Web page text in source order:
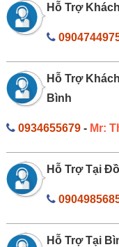
Hỗ Trợ
Hỗ Trợ
Bình
0934655679- Mr:
Hỗ Trợ Tại
Hỗ Trợ Tại